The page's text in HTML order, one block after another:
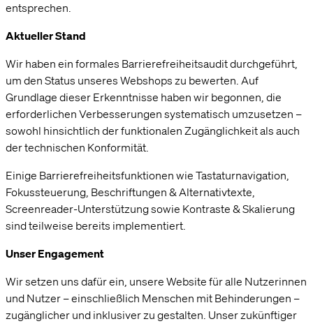
entsprechen.
Aktueller Stand
Wir haben ein formales Barrierefreiheitsaudit durchgeführt,
um den Status unseres Webshops zu bewerten. Auf
Grundlage dieser Erkenntnisse haben wir begonnen, die
erforderlichen Verbesserungen systematisch umzusetzen –
sowohl hinsichtlich der funktionalen Zugänglichkeit als auch
der technischen Konformität.
Einige Barrierefreiheitsfunktionen wie Tastaturnavigation,
Fokussteuerung, Beschriftungen & Alternativtexte,
Screenreader-Unterstützung sowie Kontraste & Skalierung
sind teilweise bereits implementiert.
Unser Engagement
Wir setzen uns dafür ein, unsere Website für alle Nutzerinnen
und Nutzer – einschließlich Menschen mit Behinderungen –
zugänglicher und inklusiver zu gestalten. Unser zukünftiger